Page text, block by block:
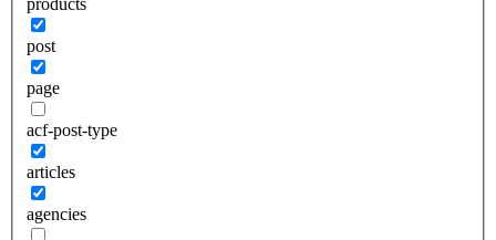
products
post
page
acf-post-type
articles
agencies